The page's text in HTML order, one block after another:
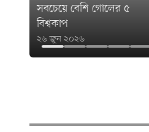
২০২৬ বিশ্বকাপের কম বয়সী ৭
ফুটবলার
০৪ জুন ২০২৬